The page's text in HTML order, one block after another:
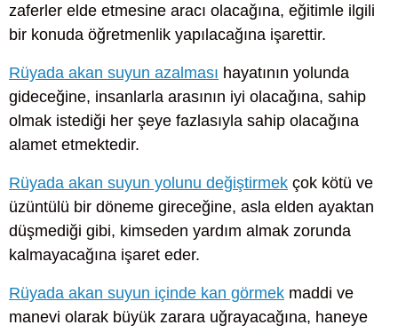
zaferler elde etmesine aracı olacağına, eğitimle ilgili
bir konuda öğretmenlik yapılacağına işarettir.
Rüyada akan suyun azalması hayatının yolunda
gideceğine, insanlarla arasının iyi olacağına, sahip
olmak istediği her şeye fazlasıyla sahip olacağına
alamet etmektedir.
Rüyada akan suyun yolunu değiştirmek çok kötü ve
üzüntülü bir döneme gireceğine, asla elden ayaktan
düşmediği gibi, kimseden yardım almak zorunda
kalmayacağına işaret eder.
Rüyada akan suyun içinde kan görmek maddi ve
manevi olarak büyük zarara uğrayacağına, haneye